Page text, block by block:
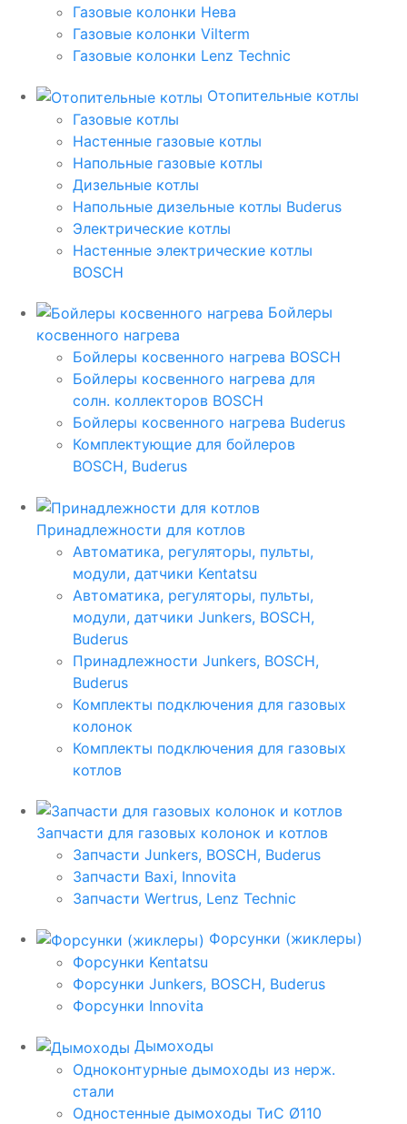
Газовые колонки Нева
Газовые колонки Vilterm
Газовые колонки Lenz Technic
Отопительные котлы
Газовые котлы
Настенные газовые котлы
Напольные газовые котлы
Дизельные котлы
Напольные дизельные котлы Buderus
Электрические котлы
Настенные электрические котлы
BOSCH
Бойлеры
косвенного нагрева
Бойлеры косвенного нагрева BOSCH
Бойлеры косвенного нагрева для
солн. коллекторов BOSCH
Бойлеры косвенного нагрева Buderus
Комплектующие для бойлеров
BOSCH, Buderus
Принадлежности для котлов
Автоматика, регуляторы, пульты,
модули, датчики Kentatsu
Автоматика, регуляторы, пульты,
модули, датчики Junkers, BOSCH,
Buderus
Принадлежности Junkers, BOSCH,
Buderus
Комплекты подключения для газовых
колонок
Комплекты подключения для газовых
котлов
Запчасти для газовых колонок и котлов
Запчасти Junkers, BOSCH, Buderus
Запчасти Baxi, Innovita
Запчасти Wertrus, Lenz Technic
Форсунки (жиклеры)
Форсунки Kentatsu
Форсунки Junkers, BOSCH, Buderus
Форсунки Innovita
Дымоходы
Одноконтурные дымоходы из нерж.
стали
Одностенные дымоходы ТиС Ø110